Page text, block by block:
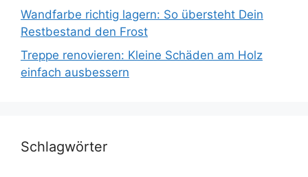
Wandfarbe richtig lagern: So übersteht Dein
Restbestand den Frost
Treppe renovieren: Kleine Schäden am Holz
einfach ausbessern
Schlagwörter